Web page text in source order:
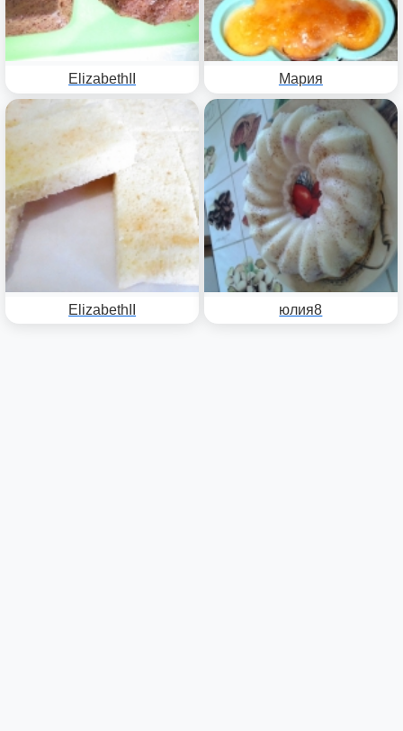
ElizabethII Мария
ElizabethII юлия8